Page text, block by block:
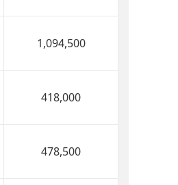
1,094,500
418,000
478,500